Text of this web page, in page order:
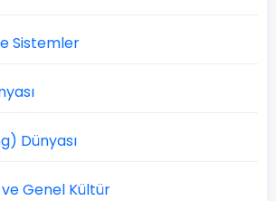
Sistemler
Dünyası
Genel Kültür